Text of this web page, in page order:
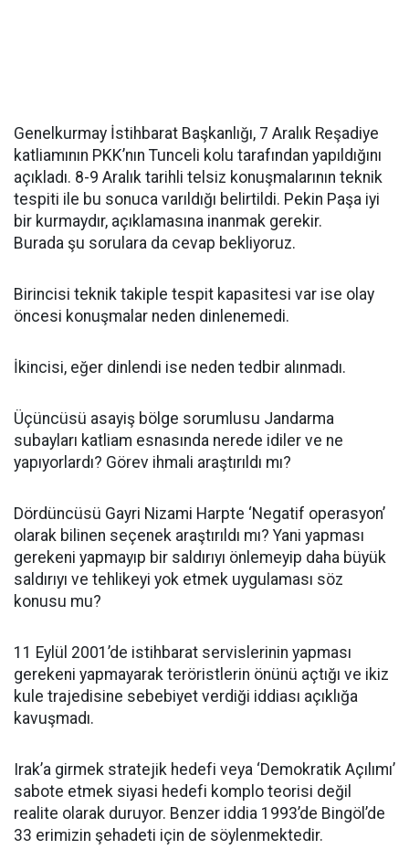
Genelkurmay İstihbarat Başkanlığı, 7 Aralık Reşadiye
katliamının PKK’nın Tunceli kolu tarafından yapıldığını
açıkladı. 8-9 Aralık tarihli telsiz konuşmalarının teknik
tespiti ile bu sonuca varıldığı belirtildi. Pekin Paşa iyi
bir kurmaydır, açıklamasına inanmak gerekir.
Burada şu sorulara da cevap bekliyoruz.
Birincisi teknik takiple tespit kapasitesi var ise olay
öncesi konuşmalar neden dinlenemedi.
İkincisi, eğer dinlendi ise neden tedbir alınmadı.
Üçüncüsü asayiş bölge sorumlusu Jandarma
subayları katliam esnasında nerede idiler ve ne
yapıyorlardı? Görev ihmali araştırıldı mı?
Dördüncüsü Gayri Nizami Harpte ‘Negatif operasyon’
olarak bilinen seçenek araştırıldı mı? Yani yapması
gerekeni yapmayıp bir saldırıyı önlemeyip daha büyük
saldırıyı ve tehlikeyi yok etmek uygulaması söz
konusu mu?
11 Eylül 2001’de istihbarat servislerinin yapması
gerekeni yapmayarak teröristlerin önünü açtığı ve ikiz
kule trajedisine sebebiyet verdiği iddiası açıklığa
kavuşmadı.
Irak’a girmek stratejik hedefi veya ‘Demokratik Açılımı’
sabote etmek siyasi hedefi komplo teorisi değil
realite olarak duruyor. Benzer iddia 1993’de Bingöl’de
33 erimizin şehadeti için de söylenmektedir.